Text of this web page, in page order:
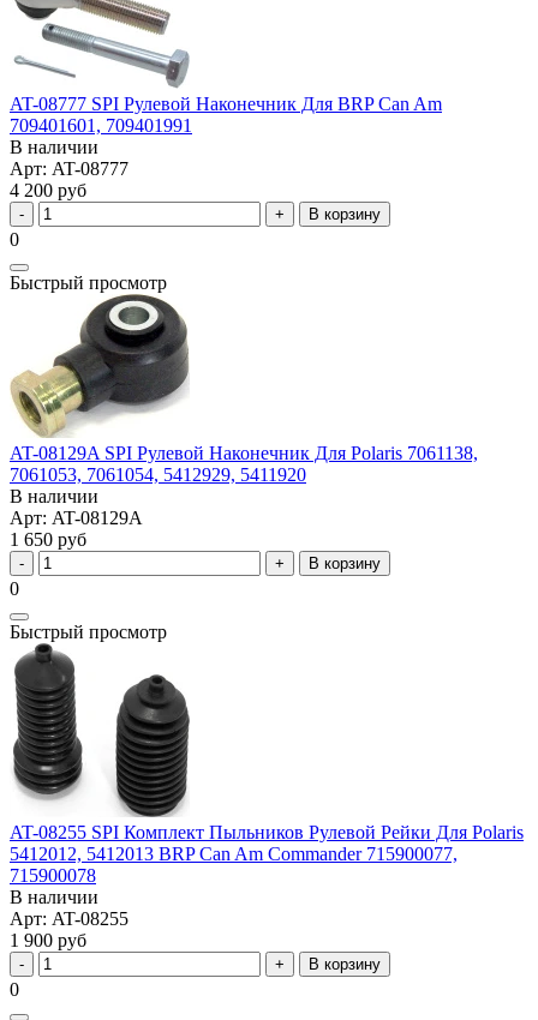
AT-08777 SPI Рулевой Наконечник Для BRP Can Am
709401601, 709401991
В наличии
Арт: AT-08777
4 200 руб
В корзину
0
Быстрый просмотр
AT-08129A SPI Рулевой Наконечник Для Polaris 7061138,
7061053, 7061054, 5412929, 5411920
В наличии
Арт: AT-08129A
1 650 руб
В корзину
0
Быстрый просмотр
AT-08255 SPI Комплект Пыльников Рулевой Рейки Для Polaris
5412012, 5412013 BRP Can Am Commander 715900077,
715900078
В наличии
Арт: AT-08255
1 900 руб
В корзину
0